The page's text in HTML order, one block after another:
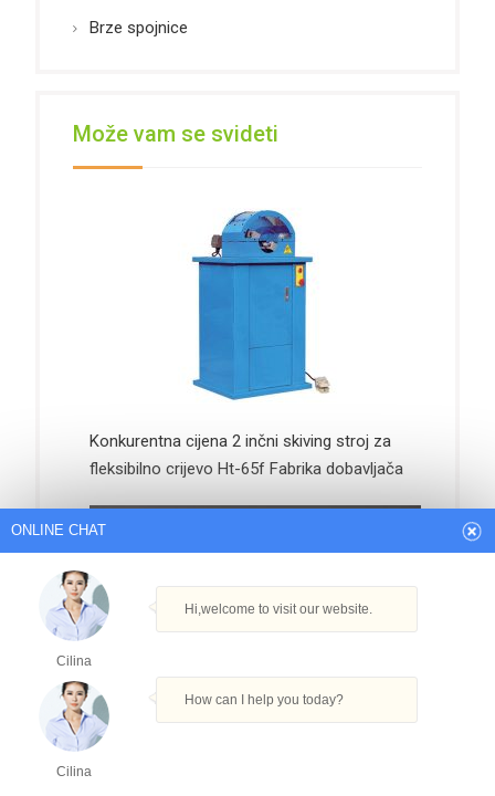
Brze spojnice
Može vam se svideti
Konkurentna cijena 2 inčni skiving stroj za
fleksibilno crijevo Ht-65f Fabrika dobavljača
ONLINE CHAT
Cilina
Hi,welcome to visit our website.
Cilina
How can I help you today?